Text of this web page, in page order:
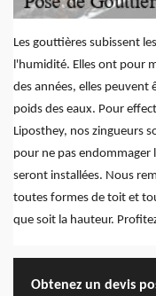
Les gouttières subissent
l'humidité. Elles ont pour
des années, elles peuvent
poids des eaux. Pour
Liposthey, nos zingueurs
pour ne pas endommager
seront installées. Nous
toutes formes de toit et
que soit la hauteur.
Obtenez un devis